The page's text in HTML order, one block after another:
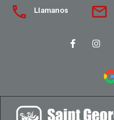
Llamanos